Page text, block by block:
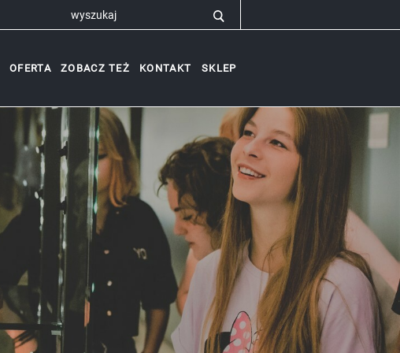
OFERTA ZOBACZ TEŻ KONTAKT SKLEP